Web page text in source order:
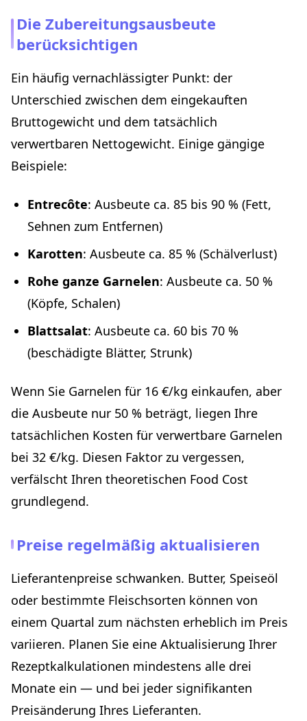
Die Zubereitungsausbeute
berücksichtigen
Ein häufig vernachlässigter Punkt: der
Unterschied zwischen dem eingekauften
Bruttogewicht und dem tatsächlich
verwertbaren Nettogewicht. Einige gängige
Beispiele:
Entrecôte: Ausbeute ca. 85 bis 90 % (Fett,
Sehnen zum Entfernen)
Karotten: Ausbeute ca. 85 % (Schälverlust)
Rohe ganze Garnelen: Ausbeute ca. 50 %
(Köpfe, Schalen)
Blattsalat: Ausbeute ca. 60 bis 70 %
(beschädigte Blätter, Strunk)
Wenn Sie Garnelen für 16 €/kg einkaufen, aber
die Ausbeute nur 50 % beträgt, liegen Ihre
tatsächlichen Kosten für verwertbare Garnelen
bei 32 €/kg. Diesen Faktor zu vergessen,
verfälscht Ihren theoretischen Food Cost
grundlegend.
Preise regelmäßig aktualisieren
Lieferantenpreise schwanken. Butter, Speiseöl
oder bestimmte Fleischsorten können von
einem Quartal zum nächsten erheblich im Preis
variieren. Planen Sie eine Aktualisierung Ihrer
Rezeptkalkulationen mindestens alle drei
Monate ein — und bei jeder signifikanten
Preisänderung Ihres Lieferanten.